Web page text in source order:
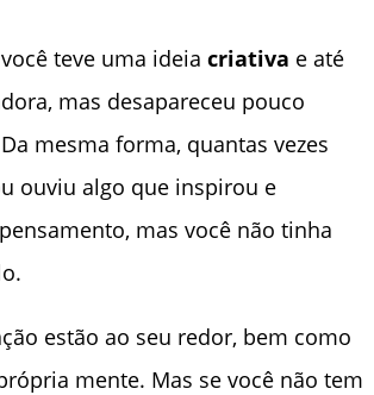
teve uma ideia criativa e até
mas desapareceu pouco
mesma forma, quantas vezes
ouviu algo que inspirou e
mas você não tinha
estão ao seu redor, bem como
mente. Mas se você não tem